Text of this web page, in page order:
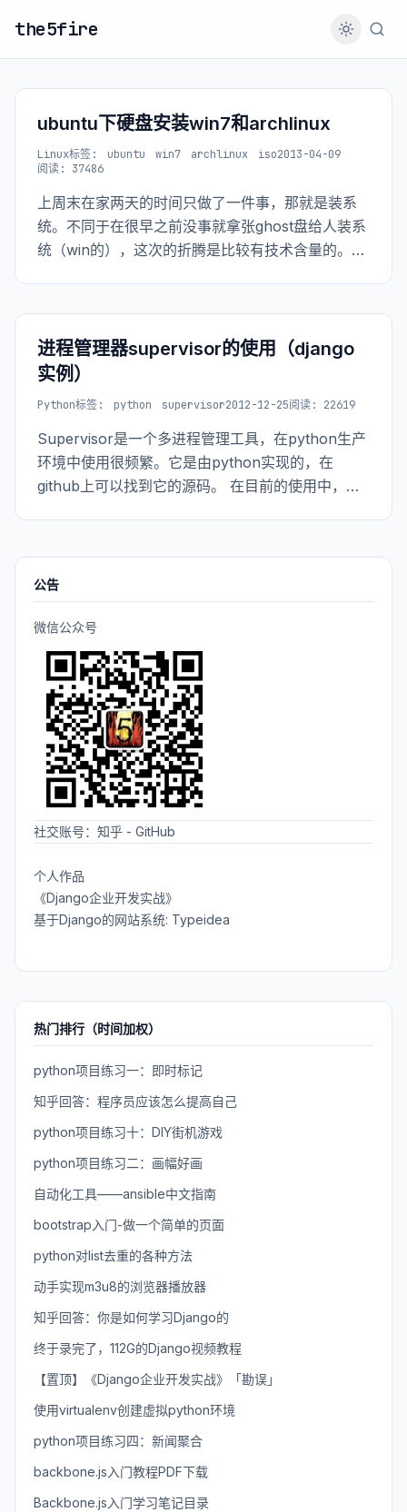
the5fire
ubuntu下硬盘安装win7和archlinux
Linux标签: ubuntu win7 archlinux iso2013-04-09
阅读: 37486
上周末在家两天的时间只做了一件事，那就是装系
统。不同于在很早之前没事就拿张ghost盘给人装系
统（win的），这次的折腾是比较有技术含量的。整
grub引导系统，通过硬盘安装系统，还有就是原来
卡托（或说读卡器）里面是有芯片的（之前一直以
进程管理器supervisor的使用（django
实例）
Python标签: python supervisor2012-12-25阅读: 22619
Supervisor是一个多进程管理工具，在python生产
环境中使用很频繁。它是由python实现的，在
github上可以找到它的源码。 在目前的使用中，个
启，这是它有的功能不过在真实使用中还没碰到程
序crash的情况。
公告
微信公众号
社交账号： 知乎 - GitHub
个人作品
《Django企业开发实战》
基于Django的网站系统: Typeidea
热门排行（时间加权）
python项目练习一：即时标记
知乎回答：程序员应该怎么提高自己
python项目练习十：DIY街机游戏
python项目练习二：画幅好画
自动化工具——ansible中文指南
bootstrap入门-做一个简单的页面
python对list去重的各种方法
动手实现m3u8的浏览器播放器
知乎回答：你是如何学习Django的
终于录完了，112G的Django视频教程
【置顶】《Django企业开发实战》「勘误」
使用virtualenv创建虚拟python环境
python项目练习四：新闻聚合
backbone.js入门教程PDF下载
Backbone.js入门学习笔记目录